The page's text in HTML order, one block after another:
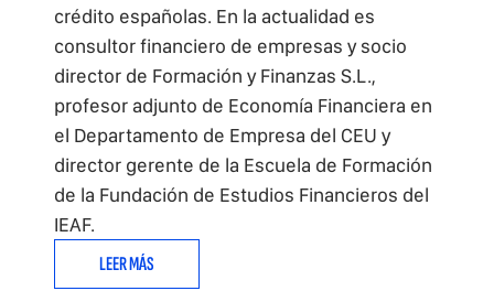
crédito españolas. En la actualidad es
consultor financiero de empresas y socio
director de Formación y Finanzas S.L.,
profesor adjunto de Economía Financiera en
el Departamento de Empresa del CEU y
director gerente de la Escuela de Formación
de la Fundación de Estudios Financieros del
IEAF.
LEER MÁS